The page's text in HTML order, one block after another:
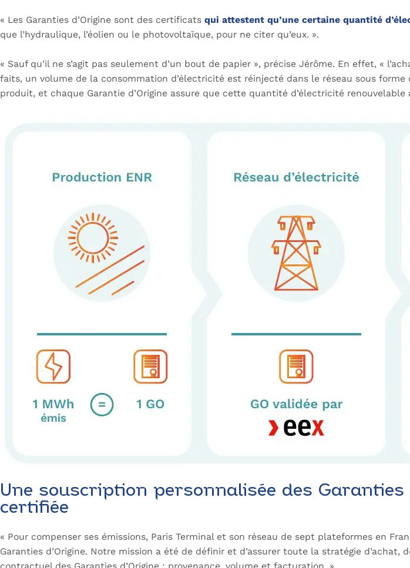
« Les Garanties d’Origine sont des certificats qui attestent qu’une certaine quantité
que l’hydraulique, l’éolien ou le photovoltaïque, pour ne citer qu’eux. ».
« Sauf qu’il ne s’agit pas seulement d’un bout de papier », précise Jérôme. En effet, «
faits, un volume de la consommation d’électricité est réinjecté dans le réseau sous forme
produit, et chaque Garantie d’Origine assure que cette quantité d’électricité
Une souscription personnalisée des
certifiée
« Pour compenser ses émissions, Paris Terminal et son réseau de sept plateformes en
Garanties d’Origine. Notre mission a été de définir et d’assurer toute la stratégie